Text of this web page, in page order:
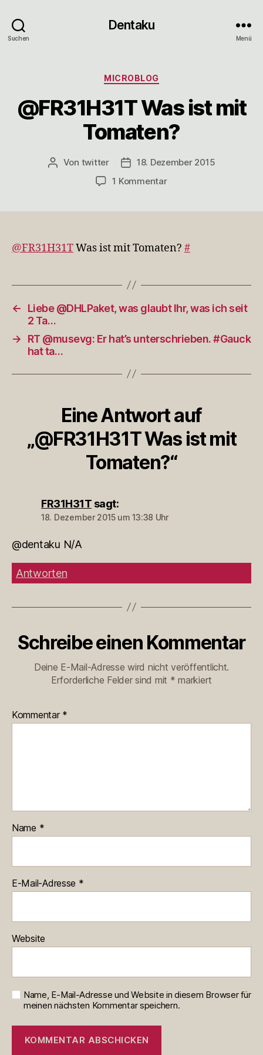
Suchen
Dentaku
Menü
Kategorien
MICROBLOG
@FR31H31T Was ist mit
Tomaten?
Beitragsautor
Von twitter Veröffentlichungsdatum
18. Dezember 2015
1 Kommentarzu
Tomaten?
@FR31H31TWas ist mit Tomaten? #
←
Liebe @DHLPaket, was glaubt Ihr, was ich seit
2 Ta…
→
RT @musevg: Er hat’s unterschrieben. #Gauck
hat ta…
Eine Antwort auf
„@FR31H31T Was ist mit
Tomaten?“
FR31H31T sagt:
18. Dezember 2015 um 13:38 Uhr
@dentaku N/A
Antworten
Schreibe einen Kommentar
Deine E-Mail-Adresse wird nicht veröffentlicht.
Erforderliche Felder sind mit * markiert
Kommentar *
Name *
E-Mail-Adresse *
Website
Name, E-Mail-Adresse und Website in diesem Browser für
meinen nächsten Kommentar speichern.